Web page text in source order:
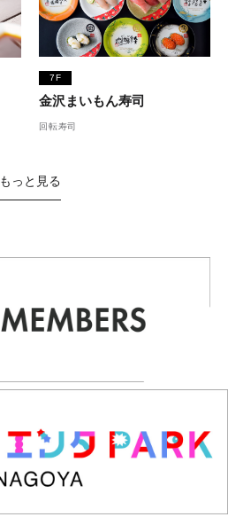
7F
金沢まいもん寿司
回転寿司
もっと見る